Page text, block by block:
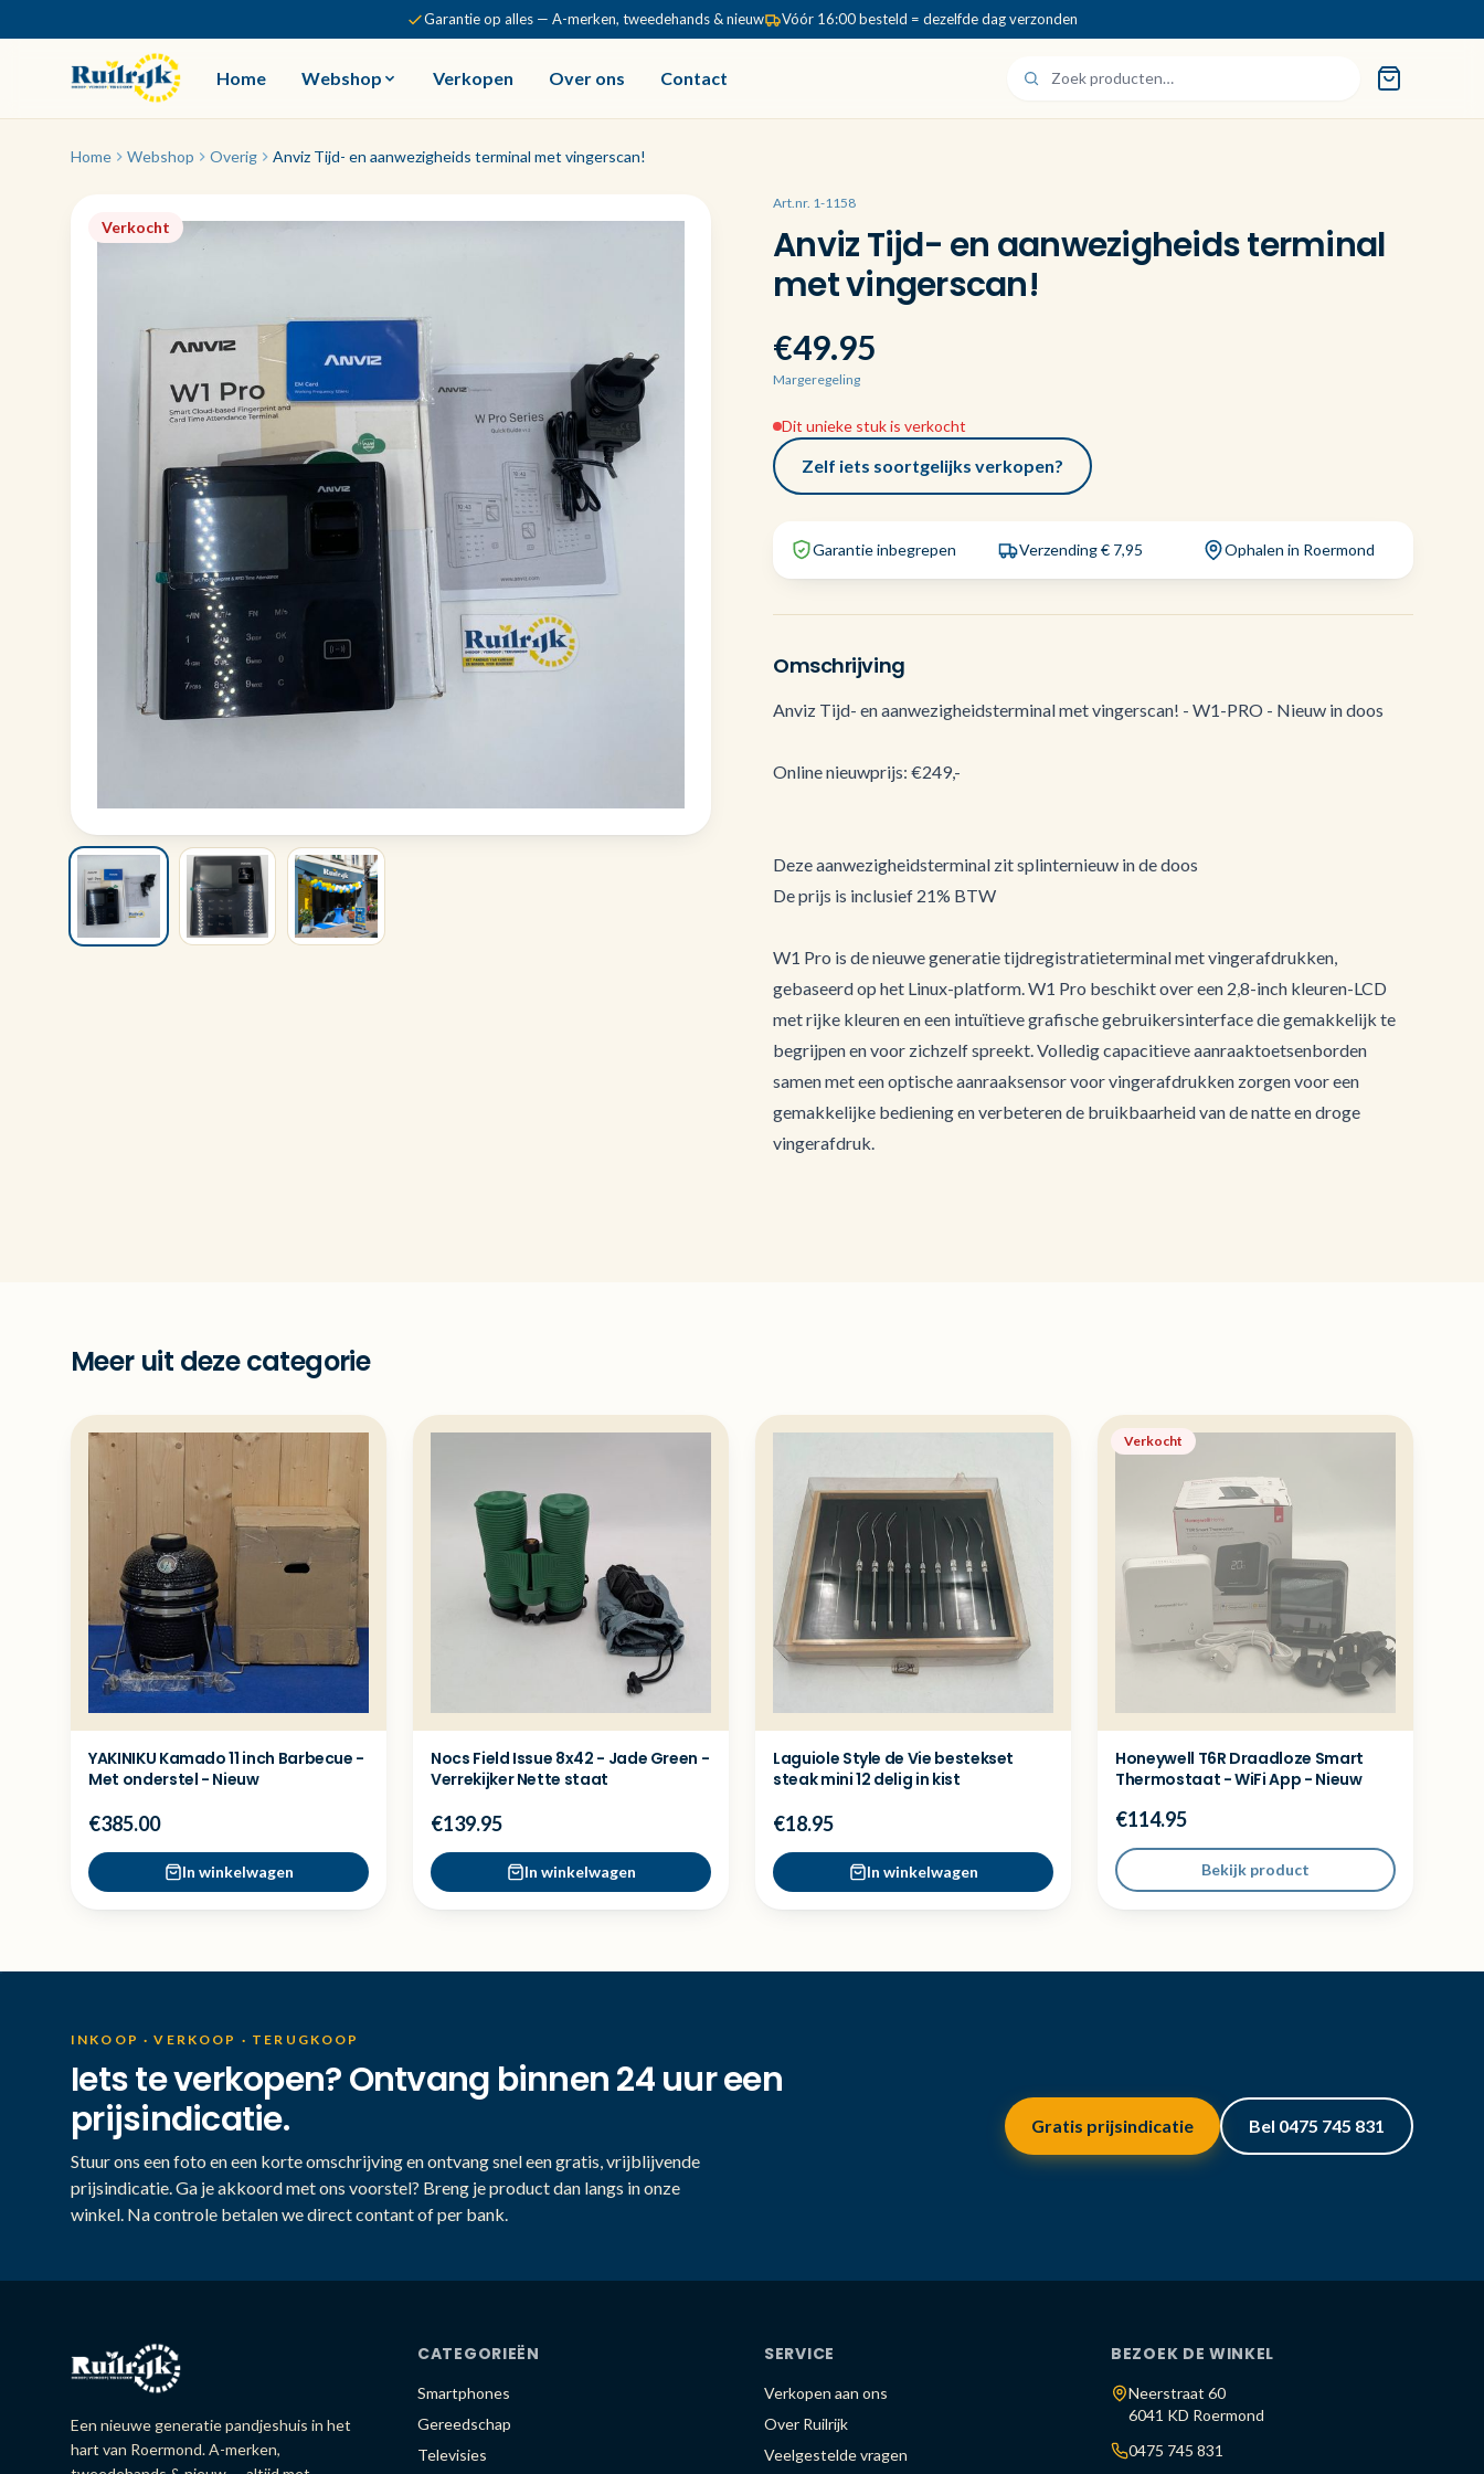
Garantie op alles — A-merken, tweedehands & nieuw Vóór 16:00 besteld = dezelfde dag verzonden
Home Webshop Verkopen Over ons Contact
Home Webshop Overig Anviz Tijd- en aanwezigheids terminal met vingerscan!
Verkocht
Art.nr. 1-1158
Anviz Tijd- en aanwezigheids terminal
met vingerscan!
€49.95
Margeregeling
Dit unieke stuk is verkocht
Zelf iets soortgelijks verkopen?
Garantie inbegrepen Verzending € 7,95 Ophalen in Roermond
Omschrijving
Anviz Tijd- en aanwezigheidsterminal met vingerscan! - W1-PRO - Nieuw in doos
Online nieuwprijs: €249,-
Deze aanwezigheidsterminal zit splinternieuw in de doos
De prijs is inclusief 21% BTW
W1 Pro is de nieuwe generatie tijdregistratieterminal met vingerafdrukken,
gebaseerd op het Linux-platform. W1 Pro beschikt over een 2,8-inch kleuren-LCD
met rijke kleuren en een intuïtieve grafische gebruikersinterface die gemakkelijk te
begrijpen en voor zichzelf spreekt. Volledig capacitieve aanraaktoetsenborden
samen met een optische aanraaksensor voor vingerafdrukken zorgen voor een
gemakkelijke bediening en verbeteren de bruikbaarheid van de natte en droge
vingerafdruk.
Meer uit deze categorie
YAKINIKU Kamado 11 inch Barbecue -
Met onderstel - Nieuw
€385.00
In winkelwagen
Nocs Field Issue 8x42 - Jade Green -
Verrekijker Nette staat
€139.95
In winkelwagen
Laguiole Style de Vie bestekset
steak mini 12 delig in kist
€18.95
In winkelwagen
Verkocht
Honeywell T6R Draadloze Smart
Thermostaat - WiFi App - Nieuw
€114.95
Bekijk product
INKOOP · VERKOOP · TERUGKOOP
Iets te verkopen? Ontvang binnen 24 uur een
prijsindicatie.
Stuur ons een foto en een korte omschrijving en ontvang snel een gratis, vrijblijvende
prijsindicatie. Ga je akkoord met ons voorstel? Breng je product dan langs in onze
winkel. Na controle betalen we direct contant of per bank.
Gratis prijsindicatie Bel 0475 745 831
Een nieuwe generatie pandjeshuis in het
hart van Roermond. A-merken,
CATEGORIEËN
Smartphones
Gereedschap
Televisies
SERVICE
Verkopen aan ons
Over Ruilrijk
Veelgestelde vragen
BEZOEK DE WINKEL
Neerstraat 60
6041 KD Roermond
0475 745 831